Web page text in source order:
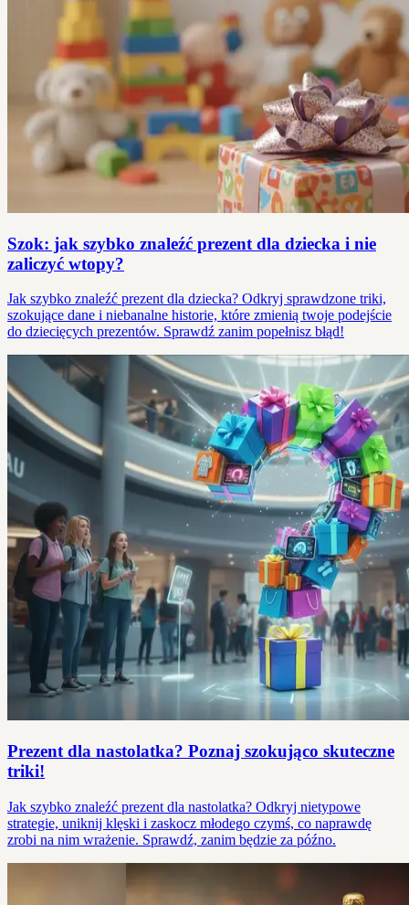
Szok: jak szybko znaleźć prezent dla dziecka i nie
zaliczyć wtopy?
Jak szybko znaleźć prezent dla dziecka? Odkryj sprawdzone triki,
szokujące dane i niebanalne historie, które zmienią twoje podejście
do dziecięcych prezentów. Sprawdź zanim popełnisz błąd!
Prezent dla nastolatka? Poznaj szokująco skuteczne
triki!
Jak szybko znaleźć prezent dla nastolatka? Odkryj nietypowe
strategie, uniknij klęski i zaskocz młodego czymś, co naprawdę
zrobi na nim wrażenie. Sprawdź, zanim będzie za późno.